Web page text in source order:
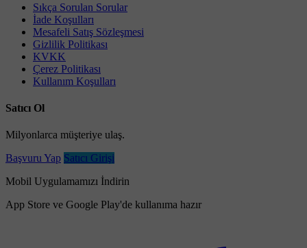
Sıkça Sorulan Sorular
İade Koşulları
Mesafeli Satış Sözleşmesi
Gizlilik Politikası
KVKK
Çerez Politikası
Kullanım Koşulları
Satıcı Ol
Milyonlarca müşteriye ulaş.
Başvuru Yap Satıcı Girişi
Mobil Uygulamamızı İndirin
App Store ve Google Play'de kullanıma hazır